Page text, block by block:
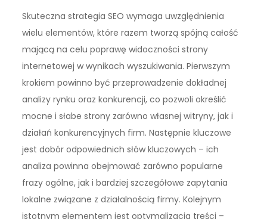
Skuteczna strategia SEO wymaga uwzględnienia
wielu elementów, które razem tworzą spójną całość
mającą na celu poprawę widoczności strony
internetowej w wynikach wyszukiwania. Pierwszym
krokiem powinno być przeprowadzenie dokładnej
analizy rynku oraz konkurencji, co pozwoli określić
mocne i słabe strony zarówno własnej witryny, jak i
działań konkurencyjnych firm. Następnie kluczowe
jest dobór odpowiednich słów kluczowych – ich
analiza powinna obejmować zarówno popularne
frazy ogólne, jak i bardziej szczegółowe zapytania
lokalne związane z działalnością firmy. Kolejnym
istotnym elementem jest optymalizacja treści –